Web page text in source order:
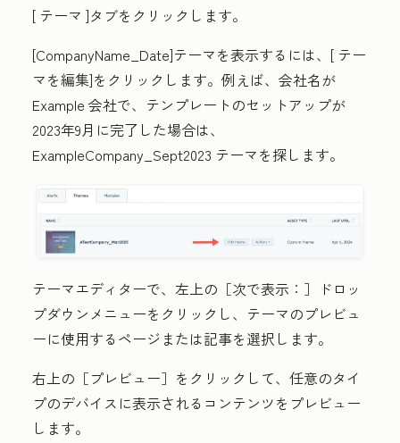
[ テーマ ]タブをクリックします。
[CompanyName_Date]テーマを表示するには、[ テー
マを編集]をクリックします。例えば、会社名が
Example 会社で、テンプレートのセットアップが
2023年9月に完了した場合は、
ExampleCompany_Sept2023 テーマを探します。
テーマエディターで、左上の［次で表示：］
ドロッ
プダウンメニューをクリックし、テーマのプレビュ
ーに使用するページまたは記事を選択します。
右上の［プレビュー］ をクリックして、任意のタイ
プのデバイスに表示されるコンテンツをプレビュー
します。